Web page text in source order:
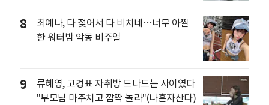
8
최예나, 다 젖어서 다 비치네…너무 아찔
한 워터밤 악동 비주얼
9
류혜영, 고경표 자취방 드나드는 사이였다
"부모님 마주치고 깜짝 놀라"(나혼자산다)